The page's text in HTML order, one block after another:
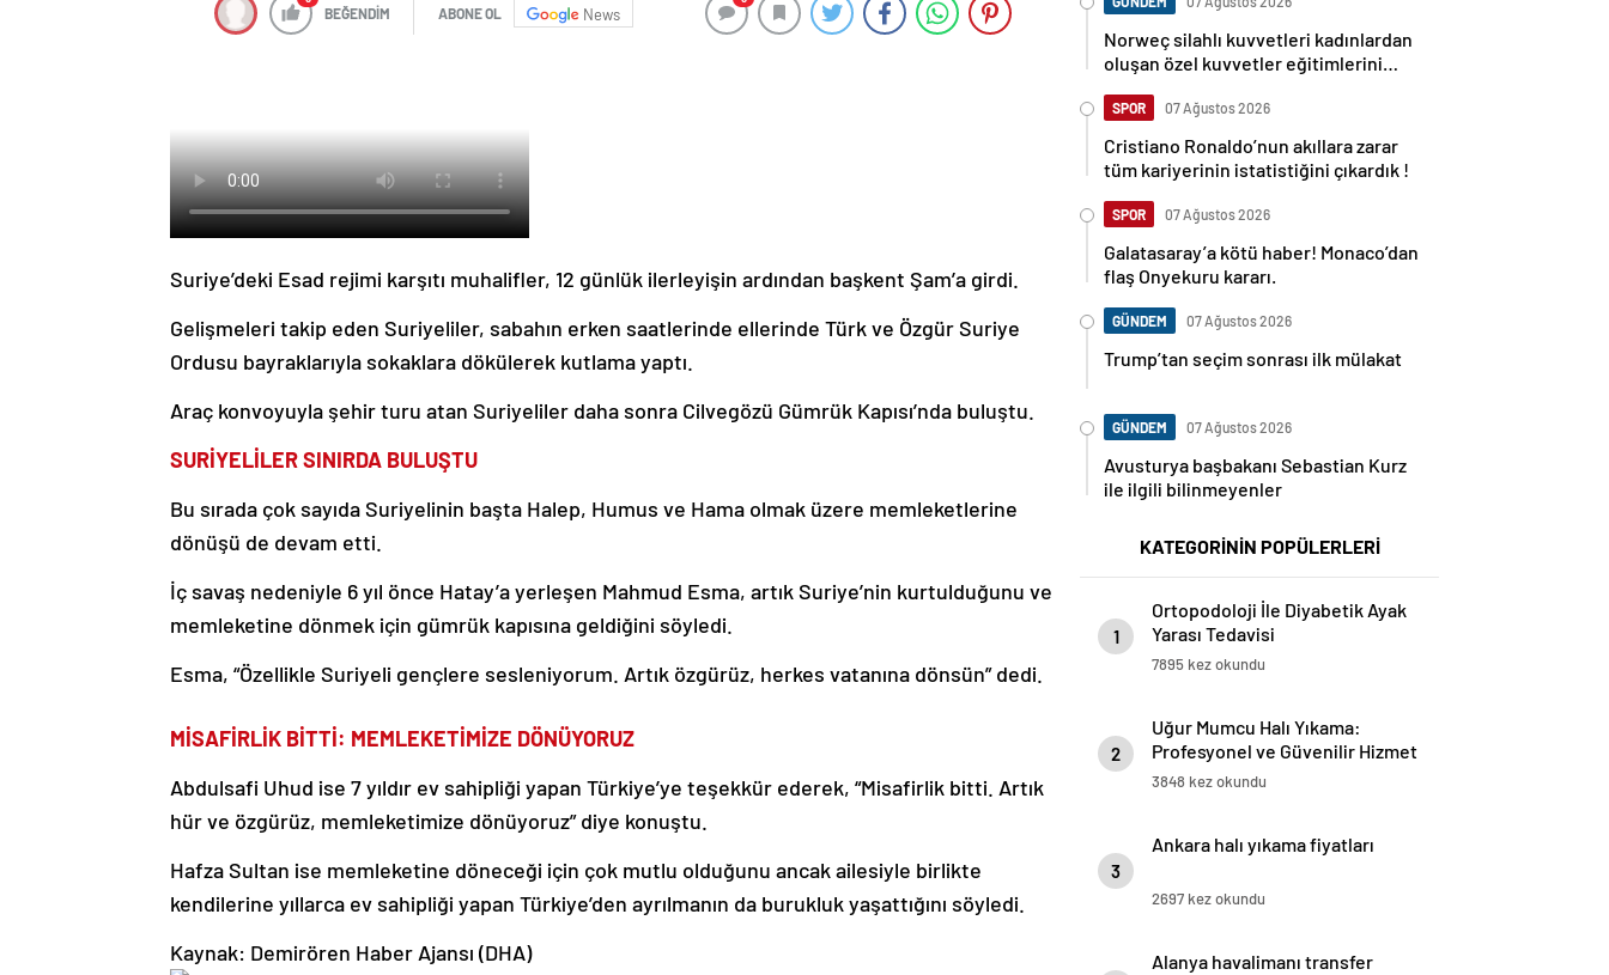
BEĞENDİM ABONE OL News
Suriye’deki Esad rejimi karşıtı muhalifler, 12 günlük ilerleyişin ardından başkent Şam’a girdi.
Gelişmeleri takip eden Suriyeliler, sabahın erken saatlerinde ellerinde Türk ve Özgür Suriye
Ordusu bayraklarıyla sokaklara dökülerek kutlama yaptı.
Araç konvoyuyla şehir turu atan Suriyeliler daha sonra Cilvegözü Gümrük Kapısı’nda buluştu.
SURİYELİLER SINIRDA BULUŞTU
Bu sırada çok sayıda Suriyelinin başta Halep, Humus ve Hama olmak üzere memleketlerine
dönüşü de devam etti.
İç savaş nedeniyle 6 yıl önce Hatay’a yerleşen Mahmud Esma, artık Suriye’nin kurtulduğunu ve
memleketine dönmek için gümrük kapısına geldiğini söyledi.
Esma, “Özellikle Suriyeli gençlere sesleniyorum. Artık özgürüz, herkes vatanına dönsün” dedi.
MİSAFİRLİK BİTTİ: MEMLEKETİMİZE DÖNÜYORUZ
Abdulsafi Uhud ise 7 yıldır ev sahipliği yapan Türkiye’ye teşekkür ederek, “Misafirlik bitti. Artık
hür ve özgürüz, memleketimize dönüyoruz” diye konuştu.
Hafza Sultan ise memleketine döneceği için çok mutlu olduğunu ancak ailesiyle birlikte
kendilerine yıllarca ev sahipliği yapan Türkiye’den ayrılmanın da burukluk yaşattığını söyledi.
Kaynak: Demirören Haber Ajansı (DHA)
Norweç silahlı kuvvetleri kadınlardan
oluşan özel kuvvetler eğitimlerini
SPOR 07 Ağustos 2026
Cristiano Ronaldo’nun akıllara zarar
tüm kariyerinin istatistiğini çıkardık !
SPOR 07 Ağustos 2026
Galatasaray’a kötü haber! Monaco’dan
flaş Onyekuru kararı.
GÜNDEM 07 Ağustos 2026
Trump’tan seçim sonrası ilk mülakat
GÜNDEM 07 Ağustos 2026
Avusturya başbakanı Sebastian Kurz
ile ilgili bilinmeyenler
KATEGORİNİN POPÜLERLERİ
1
Ortopodoloji İle Diyabetik Ayak
Yarası Tedavisi
7895 kez okundu
2
Uğur Mumcu Halı Yıkama:
Profesyonel ve Güvenilir Hizmet
3848 kez okundu
3
Ankara halı yıkama fiyatları
2697 kez okundu
Alanya havalimanı transfer